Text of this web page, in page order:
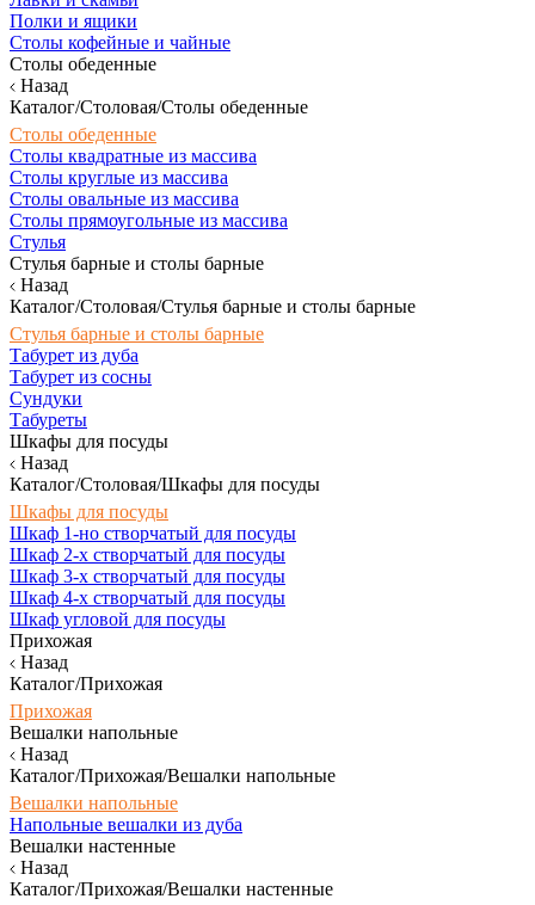
Полки и ящики
Столы кофейные и чайные
Столы обеденные
Назад
Каталог/Столовая/Столы обеденные
Столы обеденные
Столы квадратные из массива
Столы круглые из массива
Столы овальные из массива
Столы прямоугольные из массива
Стулья
Стулья барные и столы барные
Назад
Каталог/Столовая/Стулья барные и столы барные
Стулья барные и столы барные
Табурет из дуба
Табурет из сосны
Сундуки
Табуреты
Шкафы для посуды
Назад
Каталог/Столовая/Шкафы для посуды
Шкафы для посуды
Шкаф 1-но створчатый для посуды
Шкаф 2-х створчатый для посуды
Шкаф 3-х створчатый для посуды
Шкаф 4-х створчатый для посуды
Шкаф угловой для посуды
Прихожая
Назад
Каталог/Прихожая
Прихожая
Вешалки напольные
Назад
Каталог/Прихожая/Вешалки напольные
Вешалки напольные
Напольные вешалки из дуба
Вешалки настенные
Назад
Каталог/Прихожая/Вешалки настенные